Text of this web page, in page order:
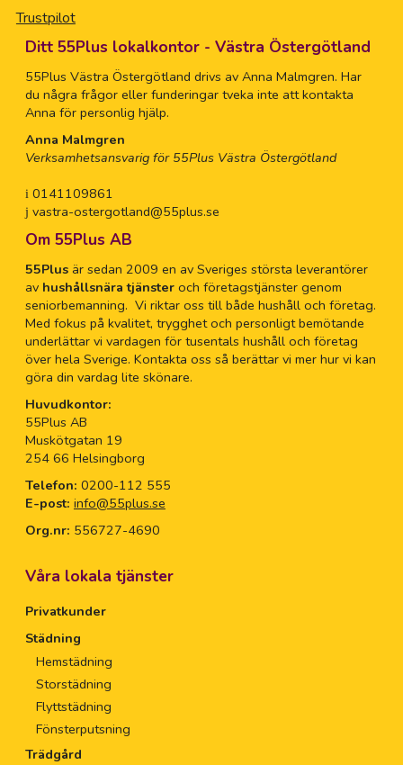
Trustpilot
Ditt 55Plus lokalkontor - Västra Östergötland
55Plus Västra Östergötland drivs av Anna Malmgren. Har
du några frågor eller funderingar tveka inte att kontakta
Anna för personlig hjälp.
Anna Malmgren
Verksamhetsansvarig för 55Plus Västra Östergötland
0141109861
vastra-ostergotland@55plus.se
Om 55Plus AB
55Plusär sedan 2009 en av Sveriges största leverantörer
av hushållsnära tjänsteroch företagstjänster genom
seniorbemanning. Vi riktar oss till både hushåll och företag.
Med fokus på kvalitet, trygghet och personligt bemötande
underlättar vi vardagen för tusentals hushåll och företag
över hela Sverige. Kontakta oss så berättar vi mer hur vi kan
göra din vardag lite skönare.
Huvudkontor:
55Plus AB
Muskötgatan 19
254 66 Helsingborg
Telefon: 0200-112 555
E-post: info@55plus.se
Org.nr: 556727-4690
Våra lokala tjänster
Privatkunder
Städning
Hemstädning
Storstädning
Flyttstädning
Fönsterputsning
Trädgård